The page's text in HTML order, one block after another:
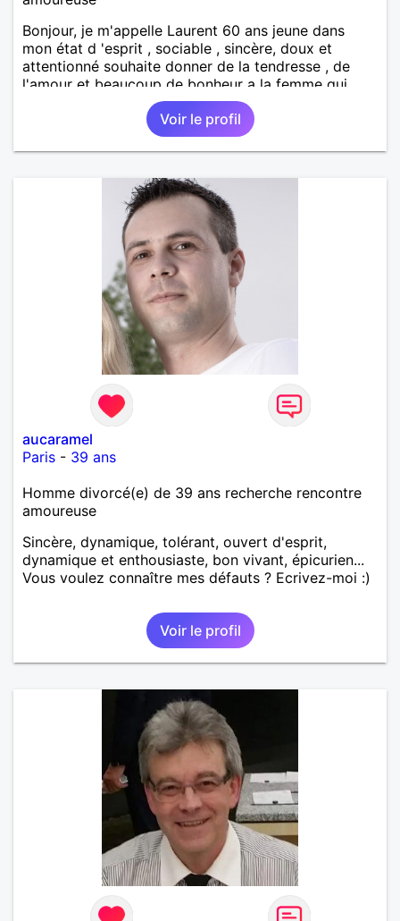
Bonjour, je m'appelle Laurent 60 ans jeune dans
mon état d 'esprit , sociable , sincère, doux et
attentionné souhaite donner de la tendresse , de
l'amour et beaucoup de bonheur a la femme qui
souhaitera partager ma vie . Bientôt en retraite a la
fin de l 'année et libre de toute contrainte. Digne de
confiance à la femme qui voudras m 'en accorder
en toute sincérité. Pour le reste venez me découvrir
Voir le profil
aucaramel
Paris - 39 ans
Homme divorcé(e) de 39 ans recherche rencontre
amoureuse
Sincère, dynamique, tolérant, ouvert d'esprit,
dynamique et enthousiaste, bon vivant, épicurien...
Vous voulez connaître mes défauts ? Ecrivez-moi :)
Voir le profil